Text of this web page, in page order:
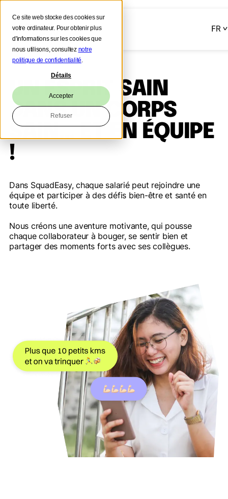
Ce site web stocke des cookies sur
votre ordinateur. Pour obtenir plus
d'informations sur les cookies que
nous utilisons, consultez notre
politique de confidentialité.
Détails
Accepter
Refuser
UN ESPRIT SAIN
DANS UN CORPS
SAIN… ET EN ÉQUIPE
!
Dans SquadEasy, chaque salarié peut rejoindre une
équipe et participer à des défis bien-être et santé en
toute liberté.
Nous créons une aventure motivante, qui pousse
chaque collaborateur à bouger, se sentir bien et
partager des moments forts avec ses collègues.